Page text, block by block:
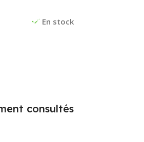
En stock
consultés